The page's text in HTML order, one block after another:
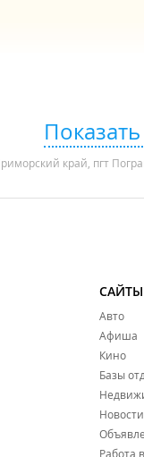
край, пгт
Авто
Афиша
Кино
Базы
Новости
Работа